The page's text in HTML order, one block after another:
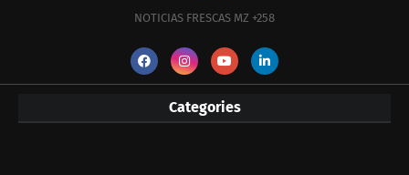
NOTICIAS FRESCAS MZ +258
Categories